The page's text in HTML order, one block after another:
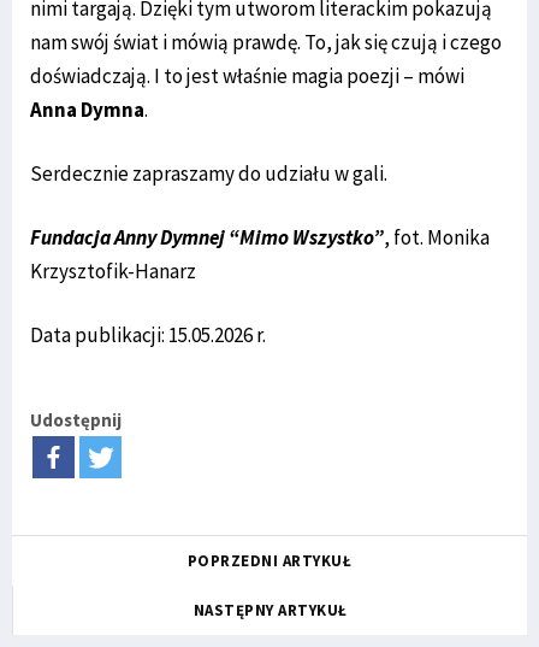
nimi targają. Dzięki tym utworom literackim pokazują
nam swój świat i mówią prawdę. To, jak się czują i czego
doświadczają. I to jest właśnie magia poezji – mówi
Anna Dymna.
Serdecznie zapraszamy do udziału w gali.
Fundacja Anny Dymnej “Mimo Wszystko”, fot. Monika
Krzysztofik-Hanarz
Data publikacji: 15.05.2026 r.
Udostępnij
POPRZEDNI ARTYKUŁ
NASTĘPNY ARTYKUŁ